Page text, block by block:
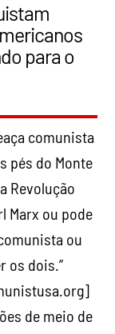
para o
comunista
pés do Monte
Revolução
Marx ou pode
ou
os dois.”
de meio de